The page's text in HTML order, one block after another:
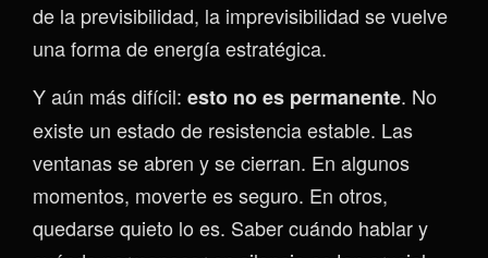
de la previsibilidad, la imprevisibilidad se vuelve
una forma de energía estratégica.
Y aún más difícil: esto no es permanente. No
existe un estado de resistencia estable. Las
ventanas se abren y se cierran. En algunos
momentos, moverte es seguro. En otros,
quedarse quieto lo es. Saber cuándo hablar y